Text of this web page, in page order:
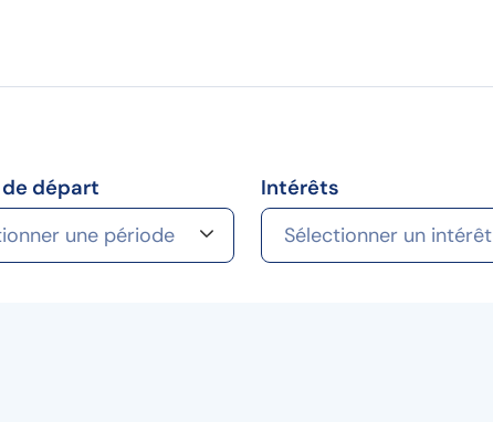
départ
une période
Intérêts
Sélectionner un intérêt